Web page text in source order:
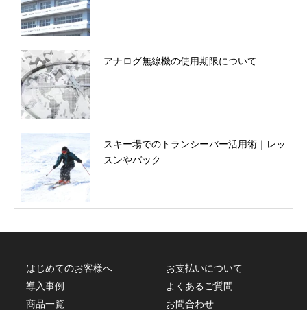
アナログ無線機の使用期限について
スキー場でのトランシーバー活用術｜レッ
スンやバック...
はじめてのお客様へ
導入事例
商品一覧
お支払いについて
よくあるご質問
お問合わせ